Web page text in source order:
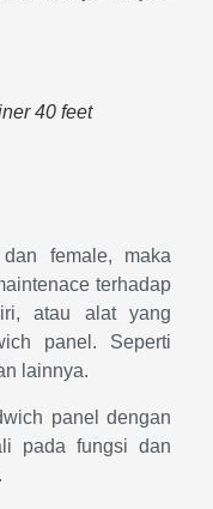
40 feet
female, maka
terhadap
atau alat yang
panel. Seperti
lainnya.
panel dengan
pada fungsi dan